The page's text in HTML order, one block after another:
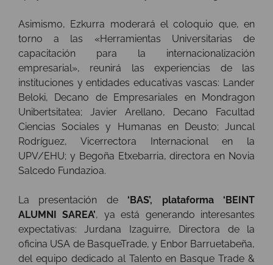
Asimismo, Ezkurra moderará el coloquio que, en
torno a las «Herramientas Universitarias de
capacitación para la internacionalización
empresarial», reunirá las experiencias de las
instituciones y entidades educativas vascas: Lander
Beloki, Decano de Empresariales en Mondragon
Unibertsitatea; Javier Arellano, Decano Facultad
Ciencias Sociales y Humanas en Deusto; Juncal
Rodríguez, Vicerrectora Internacional en la
UPV/EHU; y Begoña Etxebarria, directora en Novia
Salcedo Fundazioa.
La presentación de ‘BAS’, plataforma ‘BEINT
ALUMNI SAREA’, ya está generando interesantes
expectativas: Jurdana Izaguirre, Directora de la
oficina USA de BasqueTrade, y Enbor Barruetabeña,
del equipo dedicado al Talento en Basque Trade &